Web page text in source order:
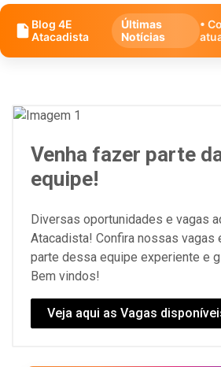
Blog 4E
Atacadista
Últimas
Notícias
•
Venha fazer parte
equipe!
Diversas oportunidades e vagas
Atacadista! Confira nossas vagas
parte dessa equipe experiente e
Bem vindos!
Veja aqui as Vagas